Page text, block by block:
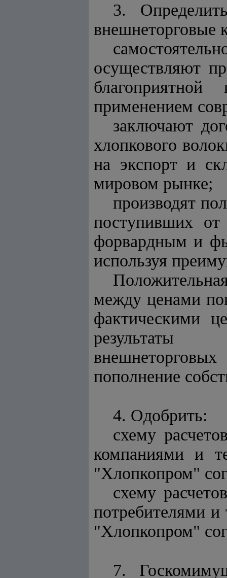
3.
внешнеторговые
осуществляют
применением
заключают
хлопкового
на экспорт и
мировом рынке;
производят
поступивших от
форвардным и
используя
между ценами
фактическими
результаты
пополнение
4. Одобрить:
схему
компаниями и
"Хлопкопром"
схему
потребителями
"Хлопкопром"
7.